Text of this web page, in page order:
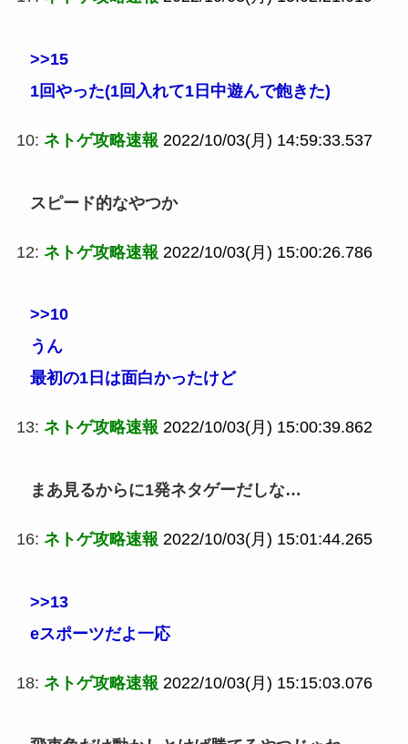
>>15
1回やった(1回入れて1日中遊んで飽きた)
10: ネトゲ攻略速報 2022/10/03(月) 14:59:33.537
スピード的なやつか
12: ネトゲ攻略速報 2022/10/03(月) 15:00:26.786
>>10
うん
最初の1日は面白かったけど
13: ネトゲ攻略速報 2022/10/03(月) 15:00:39.862
まあ見るからに1発ネタゲーだしな…
16: ネトゲ攻略速報 2022/10/03(月) 15:01:44.265
>>13
eスポーツだよ一応
18: ネトゲ攻略速報 2022/10/03(月) 15:15:03.076